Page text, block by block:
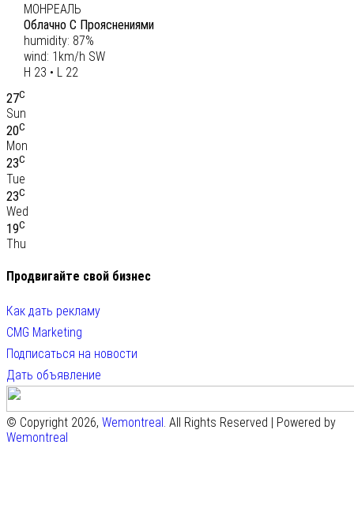
МОНРЕАЛЬ
Облачно С Прояснениями
humidity: 87%
wind: 1km/h SW
H 23 • L 22
27C
Sun
20C
Mon
23C
Tue
23C
Wed
19C
Thu
Продвигайте свой бизнес
Как дать рекламу
CMG Marketing
Подписаться на новости
Дать объявление
© Copyright 2026, Wemontreal. All Rights Reserved | Powered by
Wemontreal